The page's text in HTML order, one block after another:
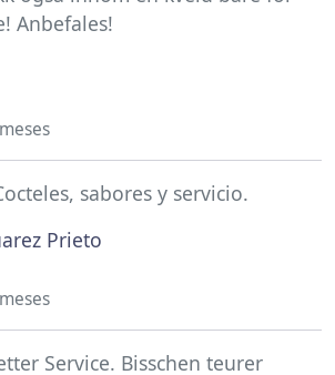
Anbefales!
sabores y servicio.
Prieto
Service. Bisschen teurer